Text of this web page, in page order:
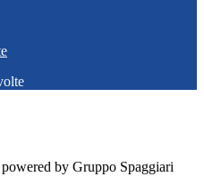
by Gruppo Spaggiari